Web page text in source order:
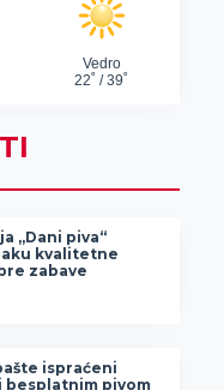
„Dani piva“
kvalitetne
zabave
ispraćeni
besplatnim pivom